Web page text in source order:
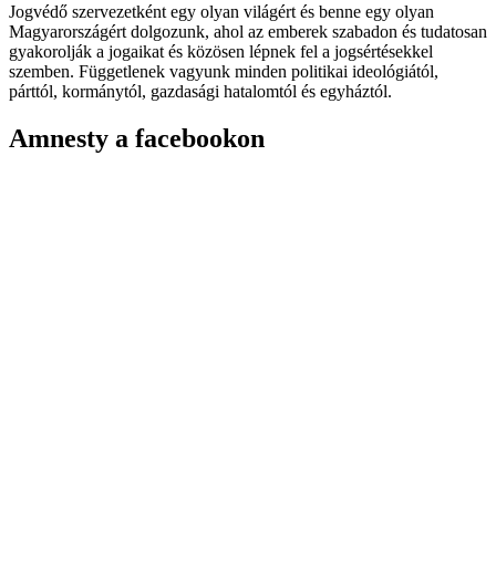
Jogvédő szervezetként egy olyan világért és benne egy olyan
Magyarországért dolgozunk, ahol az emberek szabadon és tudatosan
gyakorolják a jogaikat és közösen lépnek fel a jogsértésekkel
szemben. Függetlenek vagyunk minden politikai ideológiától,
párttól, kormánytól, gazdasági hatalomtól és egyháztól.
Amnesty a facebookon